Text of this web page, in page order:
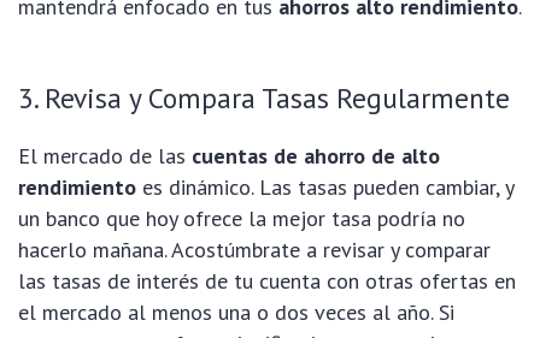
mantendrá enfocado en tus ahorros alto rendimiento.
3. Revisa y Compara Tasas Regularmente
El mercado de las cuentas de ahorro de alto
rendimiento es dinámico. Las tasas pueden cambiar, y
un banco que hoy ofrece la mejor tasa podría no
hacerlo mañana. Acostúmbrate a revisar y comparar
las tasas de interés de tu cuenta con otras ofertas en
el mercado al menos una o dos veces al año. Si